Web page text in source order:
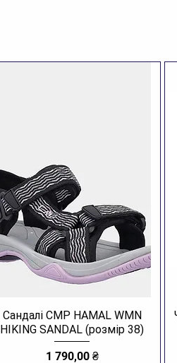
Сандалі CMP HAMAL WMN
HIKING SANDAL (розмір 38)
Ціна
1 790,00 ₴